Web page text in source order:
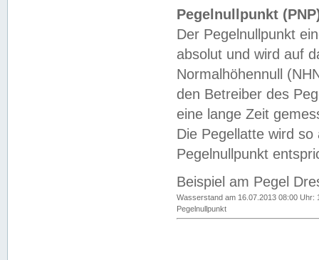
Pegelnullpunkt
Der Pegelnullpunkt
absolut und wird auf
Normalhöhennull
den Betreiber des
eine lange Zeit
Die Pegellatte wird
Pegelnullpunkt
Beispiel am Pegel
Wasserstand am 16.07.2013 08:00 Uhr:
Pegelnullpunkt